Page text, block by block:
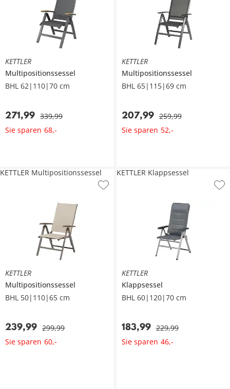
KETTLER
Multipositionssessel
BHL 62|110|70 cm
271,99 339,99
Sie sparen 68,-
KETTLER
Multipositionssessel
BHL 65|115|69 cm
207,99 259,99
Sie sparen 52,-
KETTLER
Multipositionssessel
BHL 50|110|65 cm
239,99 299,99
Sie sparen 60,-
KETTLER Multipositionssessel
KETTLER
Klappsessel
BHL 60|120|70 cm
183,99 229,99
Sie sparen 46,-
KETTLER Klappsessel